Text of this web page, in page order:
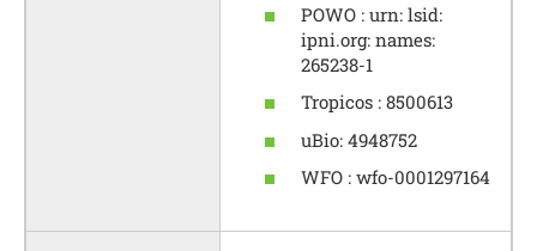
POWO : urn: lsid:
ipni.org: names:
265238-1
Tropicos : 8500613
uBio: 4948752
WFO : wfo-0001297164